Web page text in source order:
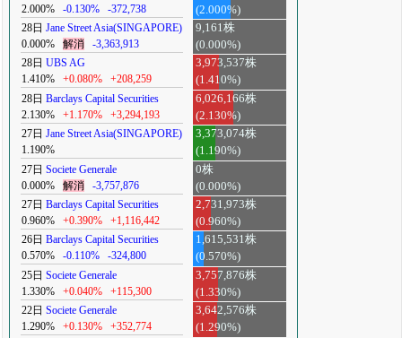
2.000%
-0.130% -372,738
(2.000%)
28日 Jane Street Asia(SINGAPORE)
0.000%
解消 -3,363,913
9,161株
(0.000%)
28日 UBS AG
1.410%
+0.080% +208,259
3,973,537株
(1.410%)
28日 Barclays Capital Securities
2.130%
+1.170% +3,294,193
6,026,166株
(2.130%)
27日 Jane Street Asia(SINGAPORE)
1.190%
3,373,074株
(1.190%)
27日 Societe Generale
0.000%
解消 -3,757,876
0株
(0.000%)
27日 Barclays Capital Securities
0.960%
+0.390% +1,116,442
2,731,973株
(0.960%)
26日 Barclays Capital Securities
0.570%
-0.110% -324,800
1,615,531株
(0.570%)
25日 Societe Generale
1.330%
+0.040% +115,300
3,757,876株
(1.330%)
22日 Societe Generale
1.290%
+0.130% +352,774
3,642,576株
(1.290%)